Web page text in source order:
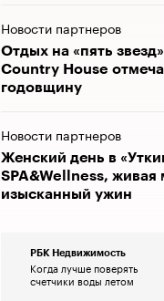
Новости партнеров
Отдых на «пять
Country House
годовщину
Новости партнеров
Женский день в
SPA&Wellness, живая
изысканный ужин
РБК Недвижимость
Когда лучше поверять
счетчики воды летом